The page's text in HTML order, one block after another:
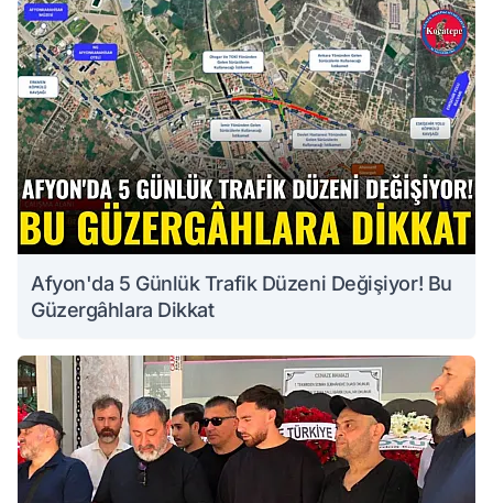
Afyon'da 5 Günlük Trafik Düzeni Değişiyor! Bu
Güzergâhlara Dikkat